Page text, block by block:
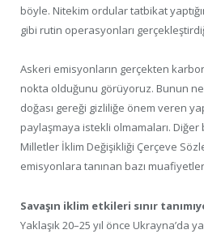
böyle. Nitekim ordular tatbikat
gibi rutin operasyonları
Askeri emisyonların gerçekten
nokta olduğunu görüyoruz. Bunun
doğası gereği gizliliğe önem veren
paylaşmaya istekli olmamaları.
Milletler İklim Değişikliği Çerçeve
emisyonlara tanınan bazı
Savaşın iklim etkileri sınır
Yaklaşık 20–25 yıl önce Ukrayna’da